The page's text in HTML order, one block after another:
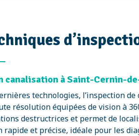
canalisation à Saint-Cernin-
technologies, l’inspection
résolution équipées de vision à
destructrices et permet de
et précise, idéale pour les